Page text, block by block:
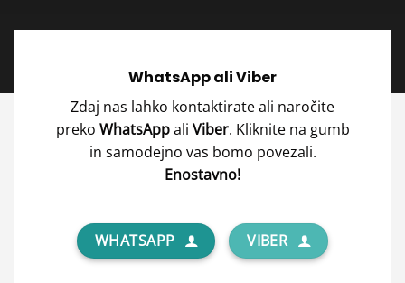
WhatsApp ali Viber
Zdaj nas lahko kontaktirate ali naročite
preko WhatsAppali Viber. Kliknite na gumb
in samodejno vas bomo povezali.
Enostavno!
WHATSAPP VIBER